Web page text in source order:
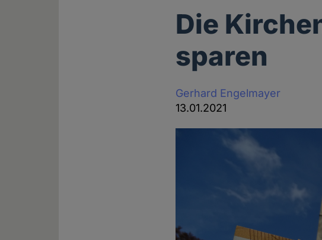
Die
sparen
Gerhard Engelmayer
13.01.2021